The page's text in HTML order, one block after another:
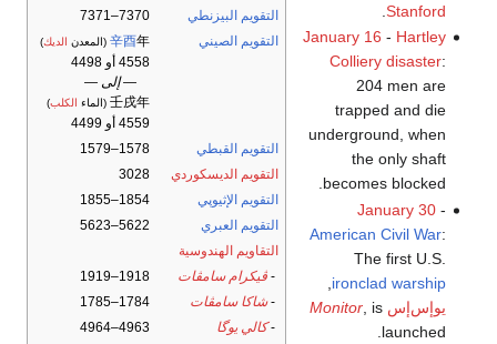
التقويم البيزنطي
7370–7371
التقويم الصيني
辛酉年 (المعدن الديك)
4558 أو 4498
— إلى —
壬戌年 (الماء الكلب)
4559 أو 4499
التقويم القبطي
1578–1579
التقويم الديسكوردي
3028
التقويم الإثيوپي
1854–1855
التقويم العبري
5622–5623
التقاويم الهندوسية
- ڤيكرام سامڤات
1918–1919
-شاكا سامڤات
1784–1785
-كالي يوگا
4963–4964
Stanford
January 16 - Hartley
Colliery disaster:
204 men are
trapped and die
underground, when
the only shaft
becomes blocked.
January 30-
American Civil War:
The first U.S.
ironclad warship
يوإس‌إس
Monitor, is
launched.